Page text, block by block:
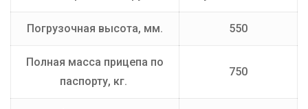
Погрузочная высота, мм. 550
Полная масса прицепа по
паспорту, кг.
750